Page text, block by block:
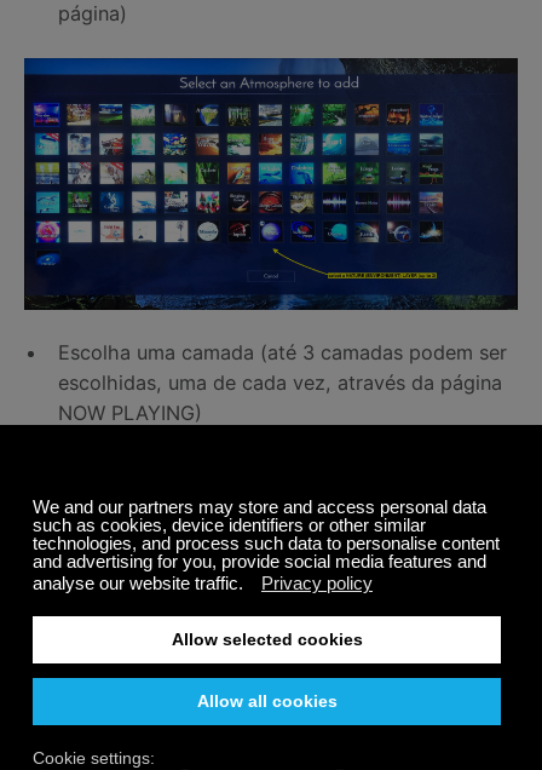
página)
Escolha uma camada (até 3 camadas podem ser
escolhidas, uma de cada vez, através da página
NOW PLAYING)
controlado pelos ícones de volume na parte
inferior da página (Baixa / Média / Alta)
Ajuste os controles de volume para cada camada
para experimentar
Continue adicionando mais camadas (Canais da
Natureza) e divirta-se!
Para remover uma camada: